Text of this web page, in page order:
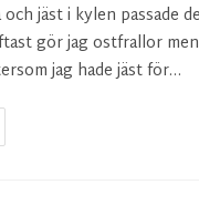
jäst i kylen passade
gör jag ostfrallor
jag hade jäst för…